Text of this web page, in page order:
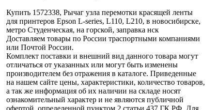
Купить 1572338, Рычаг узла перемотки красящей ленты
для принтеров Epson L-series, L110, L210, в новосибирске,
метро Студенческая, на горской, заправка нск
Доставляем товары по России траспортными компаниями
или Почтой России.
Комплект поставки и внешний вид данного товара могут
отличаться от указанных или могут быть изменены
производителем без отражения в каталоге. Приведенные
на нашем сайте цены, характеристики, количество товаров,
а так же информация об их наличии на складе носят
ознакомительный характер и не являются публичной